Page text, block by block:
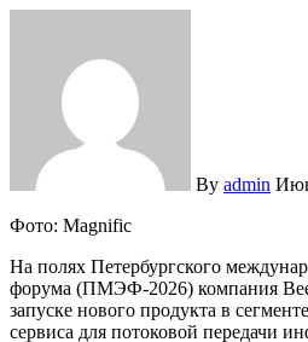
By admin
Фото: Magnific
На полях Петербургского
форума (ПМЭФ-2026) компания
запуске нового продукта в
сервиса для потоковой передачи